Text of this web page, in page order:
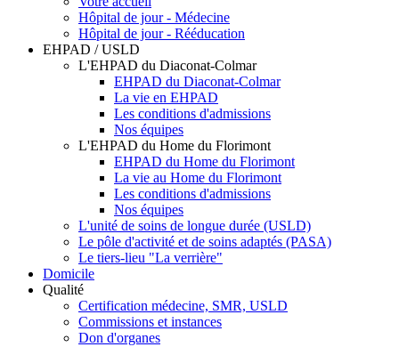
Hôpital de jour - Médecine
Hôpital de jour - Rééducation
EHPAD / USLD
L'EHPAD du Diaconat-Colmar
EHPAD du Diaconat-Colmar
La vie en EHPAD
Les conditions d'admissions
Nos équipes
L'EHPAD du Home du Florimont
EHPAD du Home du Florimont
La vie au Home du Florimont
Les conditions d'admissions
Nos équipes
L'unité de soins de longue durée (USLD)
Le pôle d'activité et de soins adaptés (PASA)
Le tiers-lieu "La verrière"
Domicile
Qualité
Certification médecine, SMR, USLD
Commissions et instances
Don d'organes